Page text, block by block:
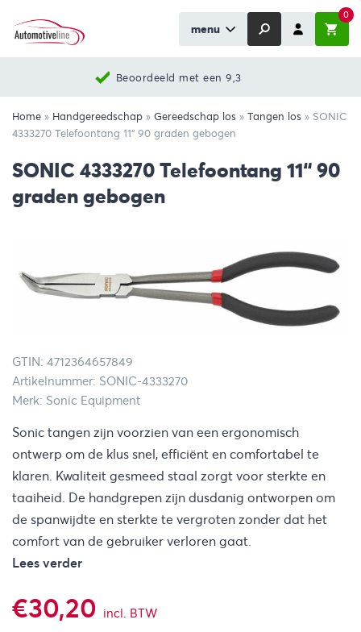
menu
0
Beoordeeld met een 9,3
Home » Handgereedschap » Gereedschap los » Tangen los » SONIC
4333270 Telefoontang 11“ 90 graden gebogen
SONIC 4333270 Telefoontang 11“ 90
graden gebogen
GTIN: 4712364657849
Artikelnummer: SONIC-4333270
Merk: Sonic Equipment
Sonic tangen zijn voorzien van een ergonomisch
ontwerp om de klus snel, efficiënt en comfortabel te
klaren. Kwaliteit gesmeed staal zorgt voor sterkte en
taaiheid. De handgrepen zijn dusdanig ontworpen om
de spanwijdte en sterkte te vergroten zonder dat het
comfort van de gebruiker verloren gaat.
Lees verder
€30,20 incl. BTW